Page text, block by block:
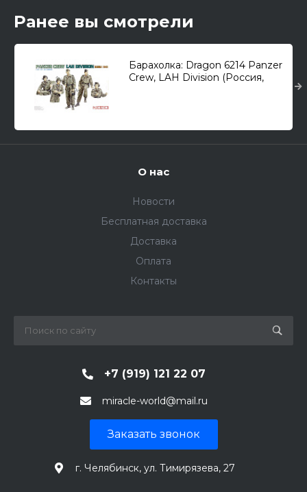
Ранее вы смотрели
Барахолка: Dragon 6214 Panzer
Crew, LAH Division (Россия,
О нас
Новости
Бесплатная доставка
Доставка
Оплата
Контакты
+7 (919) 121 22 07
miracle-world@mail.ru
Заказать звонок
г. Челябинск, ул. Тимирязева, 27